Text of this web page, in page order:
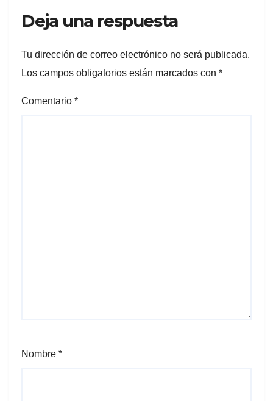
Deja una respuesta
Tu dirección de correo electrónico no será publicada.
Los campos obligatorios están marcados con *
Comentario *
Nombre *